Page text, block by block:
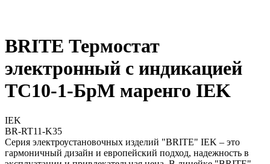
BRITE Термостат
электронный с индикацией
ТС10-1-БрМ маренго IEK
IEK
BR-RT11-K35
Серия электроустановочных изделий "BRITE" IEK – это
гармоничный дизайн и европейский подход, надежность в